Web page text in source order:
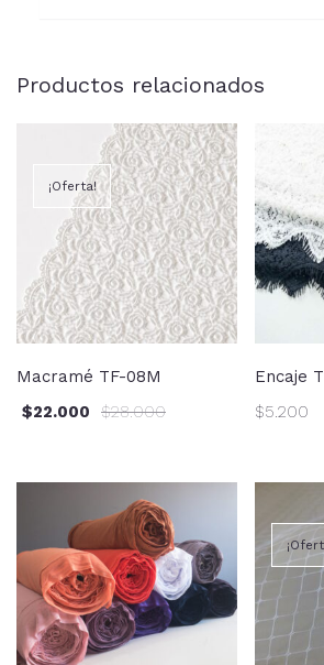
Productos relacionados
¡Oferta!
Macramé TF-08M
$28.000
$22.000
Encaje
$5.200